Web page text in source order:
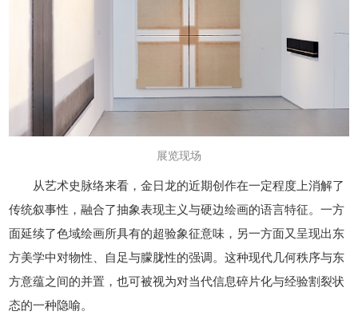
展览现场
从艺术史脉络来看，金日龙的近期创作在一定程度上消解了
传统叙事性，融合了抽象表现主义与硬边绘画的语言特征。一方
面延续了色域绘画所具有的超验象征意味，另一方面又呈现出东
方美学中对物性、自足与朦胧性的强调。这种现代几何秩序与东
方意蕴之间的并置，也可被视为对当代信息碎片化与经验割裂状
态的一种隐喻。